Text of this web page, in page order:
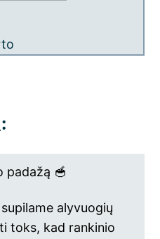
padažą 🥣
alyvuogių
toks, kad rankinio